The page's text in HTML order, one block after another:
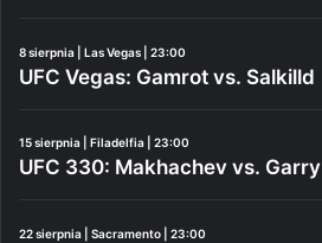
8 sierpnia | Las Vegas | 23:00
UFC Vegas: Gamrot vs. Salkilld
15 sierpnia | Filadelfia | 23:00
UFC 330: Makhachev vs. Garry
22 sierpnia | Sacramento | 23:00